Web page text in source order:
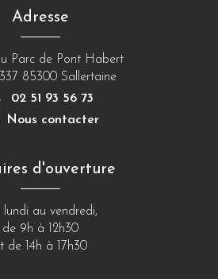
Instagram
Adresse
Parc de Pont Habert
85300 Sallertaine
02 51 93 56 73
Nous contacter
d'ouverture
lundi au vendredi,
de 9h à 12h30
de 14h à 17h30